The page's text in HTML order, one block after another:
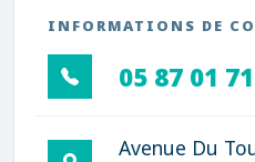
INFORMATIONS DE
05 87 01
Avenue Du